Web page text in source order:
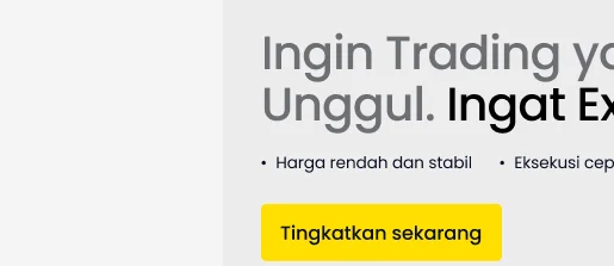
Dua Pendaki Gunung Piramid
Bondowoso Ditemukan Tewas
di Jurang 60 Meter, Evakuasi